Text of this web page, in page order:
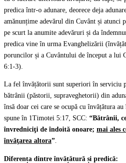
predica într-o adunare, deorece deja
amănunțime adevărul din Cuvânt și atunci
pe scurt la anumite adevăruri și da
predica vine în urma Evanghelizării
poruncilor și a Cuvântului de început a lui
6:1-3).
La fel învățătorii sunt superiori în serviciu
bătrânii (păstorii, supraveghetorii) din
însă doar cei care se ocupă cu învățătura
spune în 1Timotei 5:17, SCC: “Bătrânii,
învredniciţi de îndoită onoare; mai ales
învăţarea altora”.
Diferența dintre învățătură și predică: